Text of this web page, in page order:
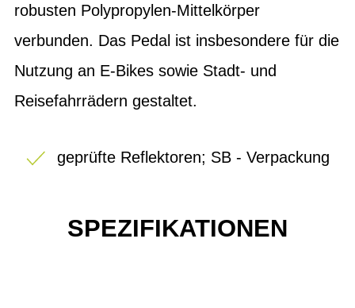
robusten Polypropylen-Mittelkörper
verbunden. Das Pedal ist insbesondere für die
Nutzung an E-Bikes sowie Stadt- und
Reisefahrrädern gestaltet.
geprüfte Reflektoren; SB - Verpackung
SPEZIFIKATIONEN